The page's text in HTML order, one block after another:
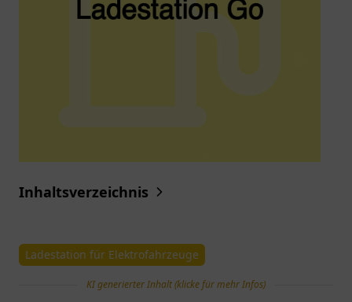
Inhaltsverzeichnis
Ladestation für Elektrofahrzeuge
KI generierter Inhalt (klicke für mehr Infos)